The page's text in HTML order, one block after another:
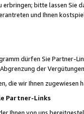
bitte lassen Sie
und Ihnen
dürfen Sie Partner-
der
die wir Ihnen zugewiesen
Partner-Links
Ihnen von uns